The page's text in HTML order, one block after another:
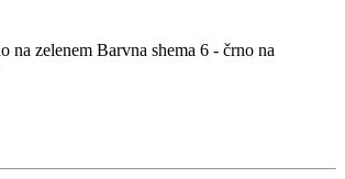
na zelenem Barvna shema 6 - črno na